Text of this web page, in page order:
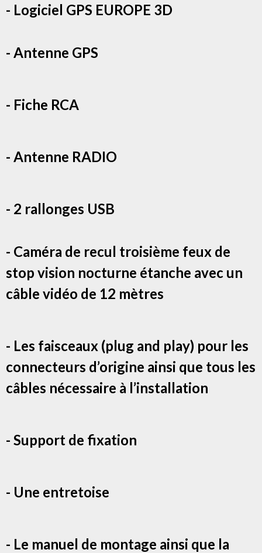
- Logiciel GPS EUROPE 3D
- Antenne GPS
- Fiche RCA
- Antenne RADIO
- 2 rallonges USB
- Caméra de recul troisième feux de
stop vision nocturne étanche avec un
câble vidéo de 12 mètres
- Les faisceaux (plug and play) pour les
connecteurs d’origine ainsi que tous les
câbles nécessaire à l’installation
- Support de fixation
- Une entretoise
- Le manuel de montage ainsi que la